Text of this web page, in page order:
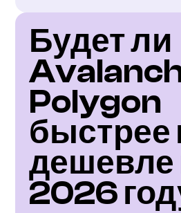
Будет ли
Polygon
быстрее
дешевле
2026